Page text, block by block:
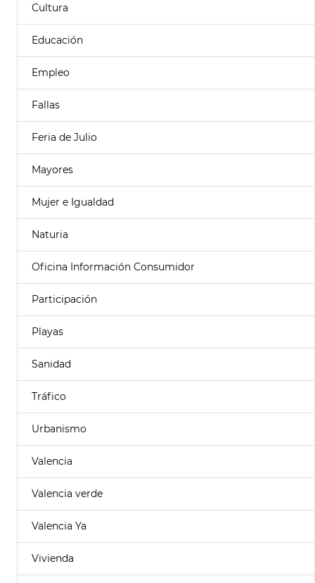
Cultura
Educación
Empleo
Fallas
Feria de Julio
Mayores
Mujer e Igualdad
Naturia
Oficina Información Consumidor
Participación
Playas
Sanidad
Tráfico
Urbanismo
Valencia
Valencia verde
Valencia Ya
Vivienda